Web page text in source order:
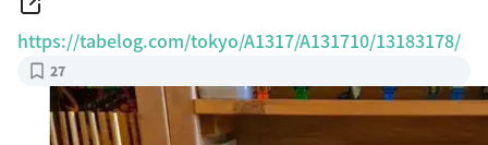
https://tabelog.com/tokyo/A1317/A131710/13183178/
27